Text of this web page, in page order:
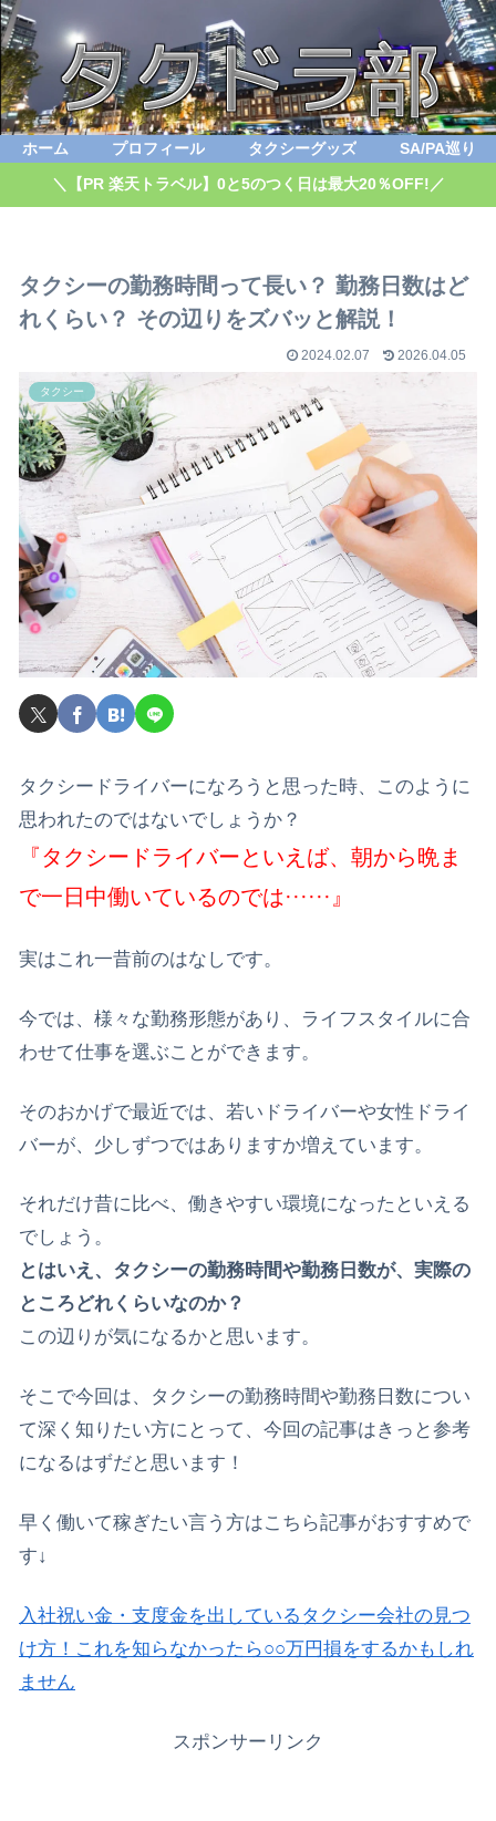
ホーム プロフィール タクシーグッズ SA/PA巡り
＼【PR 楽天トラベル】0と5のつく日は最大20％OFF!／
タクシーの勤務時間って長い？ 勤務日数はど
れくらい？ その辺りをズバッと解説！
2024.02.07 2026.04.05
タクシー
タクシードライバーになろうと思った時、このように
思われたのではないでしょうか？
『タクシードライバーといえば、朝から晩ま
で一日中働いているのでは······』
実はこれ一昔前のはなしです。
今では、様々な勤務形態があり、ライフスタイルに合
わせて仕事を選ぶことができます。
そのおかげで最近では、若いドライバーや女性ドライ
バーが、少しずつではありますか増えています。
それだけ昔に比べ、働きやすい環境になったといえる
でしょう。
とはいえ、タクシーの勤務時間や勤務日数が、実際の
ところどれくらいなのか？
この辺りが気になるかと思います。
そこで今回は、タクシーの勤務時間や勤務日数につい
て深く知りたい方にとって、今回の記事はきっと参考
になるはずだと思います！
早く働いて稼ぎたい言う方はこちら記事がおすすめで
す↓
入社祝い金・支度金を出しているタクシー会社の見つ
け方！これを知らなかったら○○万円損をするかもしれ
ません
スポンサーリンク